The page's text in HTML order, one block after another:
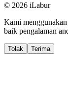
© 2026 iLabur
Kami
baik pengalaman
Tolak Terima